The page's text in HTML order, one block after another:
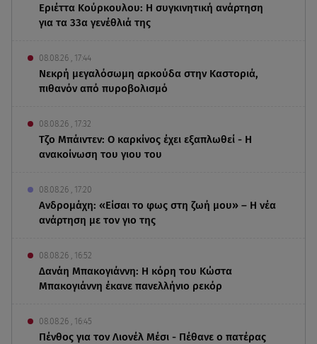
Εριέττα Κούρκουλου: Η συγκινητική ανάρτηση
για τα 33α γενέθλιά της
08.08.26 , 17:44
Νεκρή μεγαλόσωμη αρκούδα στην Καστοριά,
πιθανόν από πυροβολισμό
08.08.26 , 17:32
Τζο Μπάιντεν: Ο καρκίνος έχει εξαπλωθεί - Η
ανακοίνωση του γιου του
08.08.26 , 17:20
Ανδρομάχη: «Είσαι το φως στη ζωή μου» – Η νέα
ανάρτηση με τον γιο της
08.08.26 , 16:52
Δανάη Μπακογιάννη: Η κόρη του Κώστα
Μπακογιάννη έκανε πανελλήνιο ρεκόρ
08.08.26 , 16:45
Πένθος για τον Λιονέλ Μέσι - Πέθανε ο πατέρας